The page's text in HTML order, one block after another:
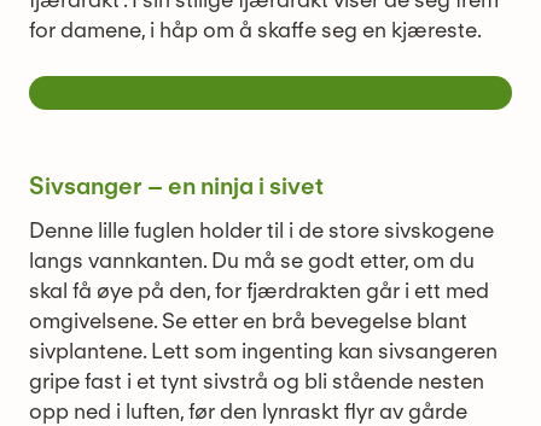
for damene, i håp om å skaffe seg en kjæreste.
Sivsanger – en ninja i sivet
Denne lille fuglen holder til i de store sivskogene
langs vannkanten. Du må se godt etter, om du
skal få øye på den, for fjærdrakten går i ett med
omgivelsene. Se etter en brå bevegelse blant
sivplantene. Lett som ingenting kan sivsangeren
gripe fast i et tynt sivstrå og bli stående nesten
opp ned i luften, før den lynraskt flyr av gårde